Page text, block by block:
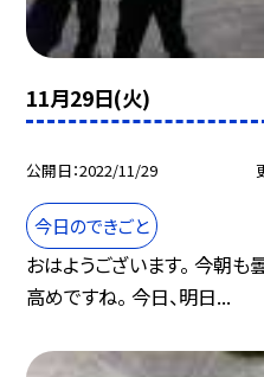
11月29日(火)
公開日 2022/11/29
今日のできごと
おはようございます。 今朝も
高めですね。 今日、明日...